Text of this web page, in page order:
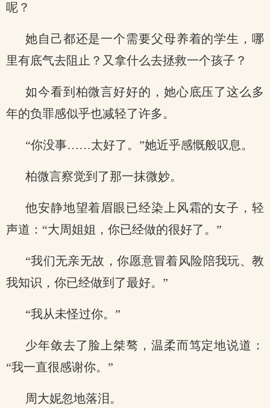
呢？
她自己都还是一个需要父母养着的学生，哪
里有底气去阻止？又拿什么去拯救一个孩子？
如今看到柏微言好好的，她心底压了这么多
年的负罪感似乎也减轻了许多。
“你没事……太好了。”她近乎感慨般叹息。
柏微言察觉到了那一抹微妙。
他安静地望着眉眼已经染上风霜的女子，轻
声道：“大周姐姐，你已经做的很好了。”
“我们无亲无故，你愿意冒着风险陪我玩、教
我知识，你已经做到了最好。”
“我从未怪过你。”
少年敛去了脸上桀骜，温柔而笃定地说道：
“我一直很感谢你。”
周大妮忽地落泪。